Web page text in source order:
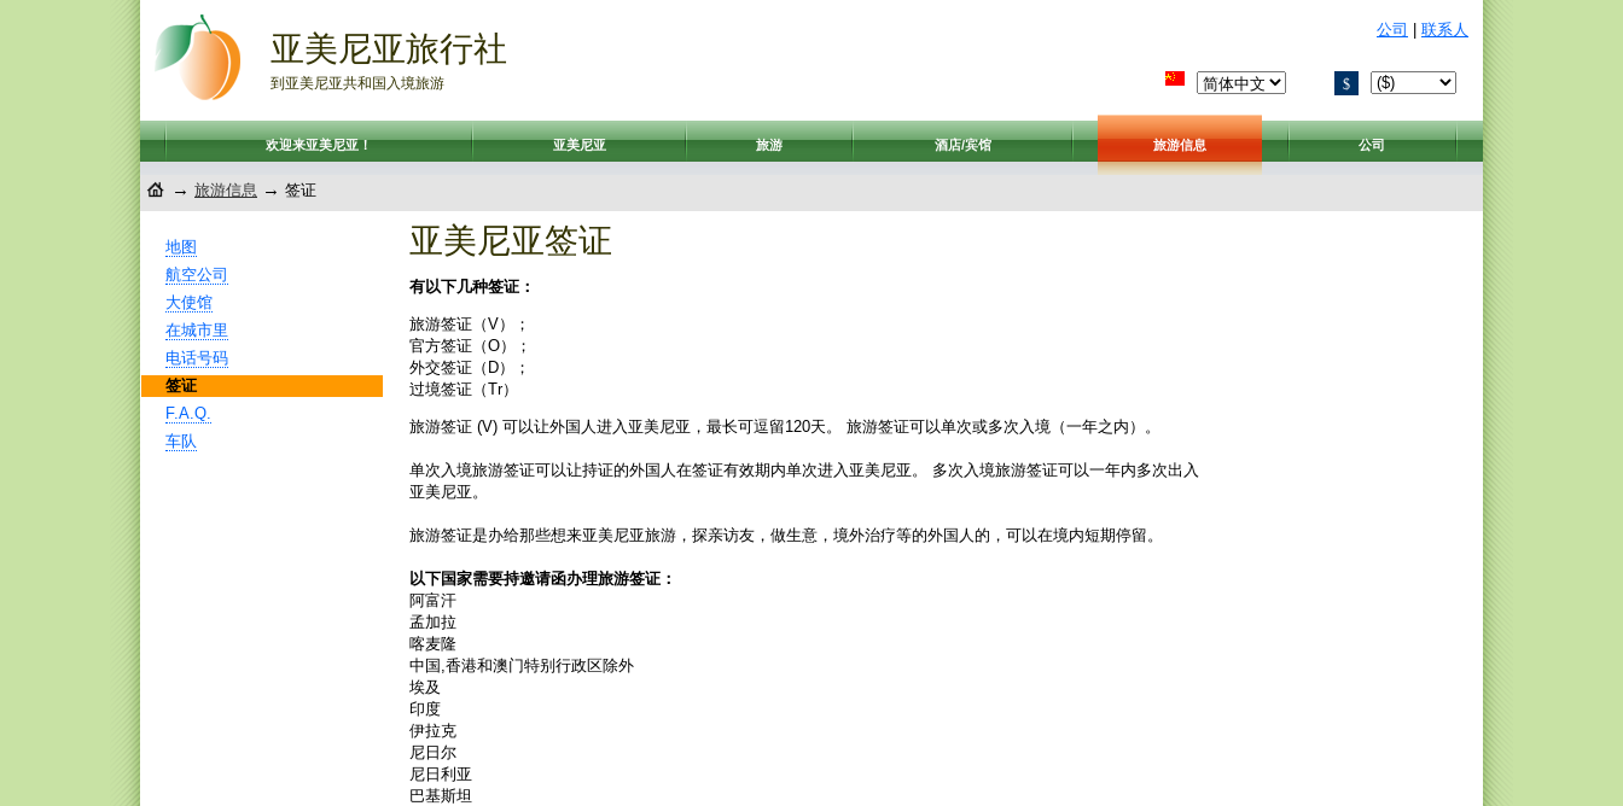
亚美尼亚旅行社
到亚美尼亚共和国入境旅游
公司 联系人
$
欢迎来亚美尼亚！ 亚美尼亚 旅游 酒店/宾馆 旅游信息 公司
→ 旅游信息 → 签证
地图
航空公司
大使馆
在城市里
电话号码
签证
F.A.Q.
车队
亚美尼亚签证
有以下几种签证：
旅游签证（V）；
官方签证（O）；
外交签证（D）；
过境签证（Tr）
旅游签证 (V) 可以让外国人进入亚美尼亚，最长可逗留120天。 旅游签证可以单次或多次入境（一年之内）。
单次入境旅游签证可以让持证的外国人在签证有效期内单次进入亚美尼亚。 多次入境旅游签证可以一年内多次出入
亚美尼亚。
旅游签证是办给那些想来亚美尼亚旅游，探亲访友，做生意，境外治疗等的外国人的，可以在境内短期停留。
以下国家需要持邀请函办理旅游签证：
阿富汗
孟加拉
喀麦隆
中国,香港和澳门特别行政区除外
埃及
印度
伊拉克
尼日尔
尼日利亚
巴基斯坦